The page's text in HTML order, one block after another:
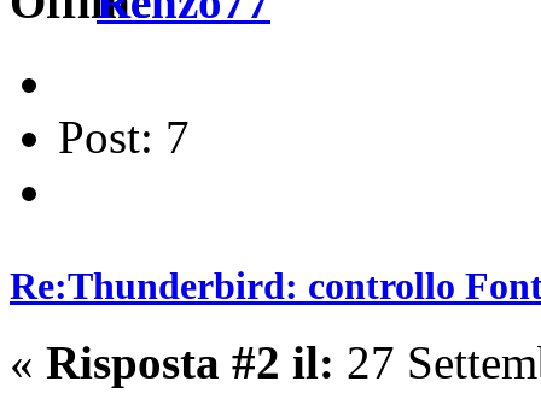
Post: 7
Re:Thunderbird: controllo
« Risposta #2 il: 27